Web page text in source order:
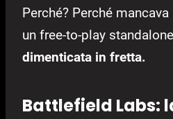
Perché? Perché
un free-to-play
dimenticata in fretta.
Battlefield Labs: